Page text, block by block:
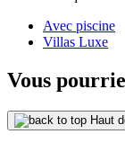
Avec piscine
Villas Luxe
Vous
Haut